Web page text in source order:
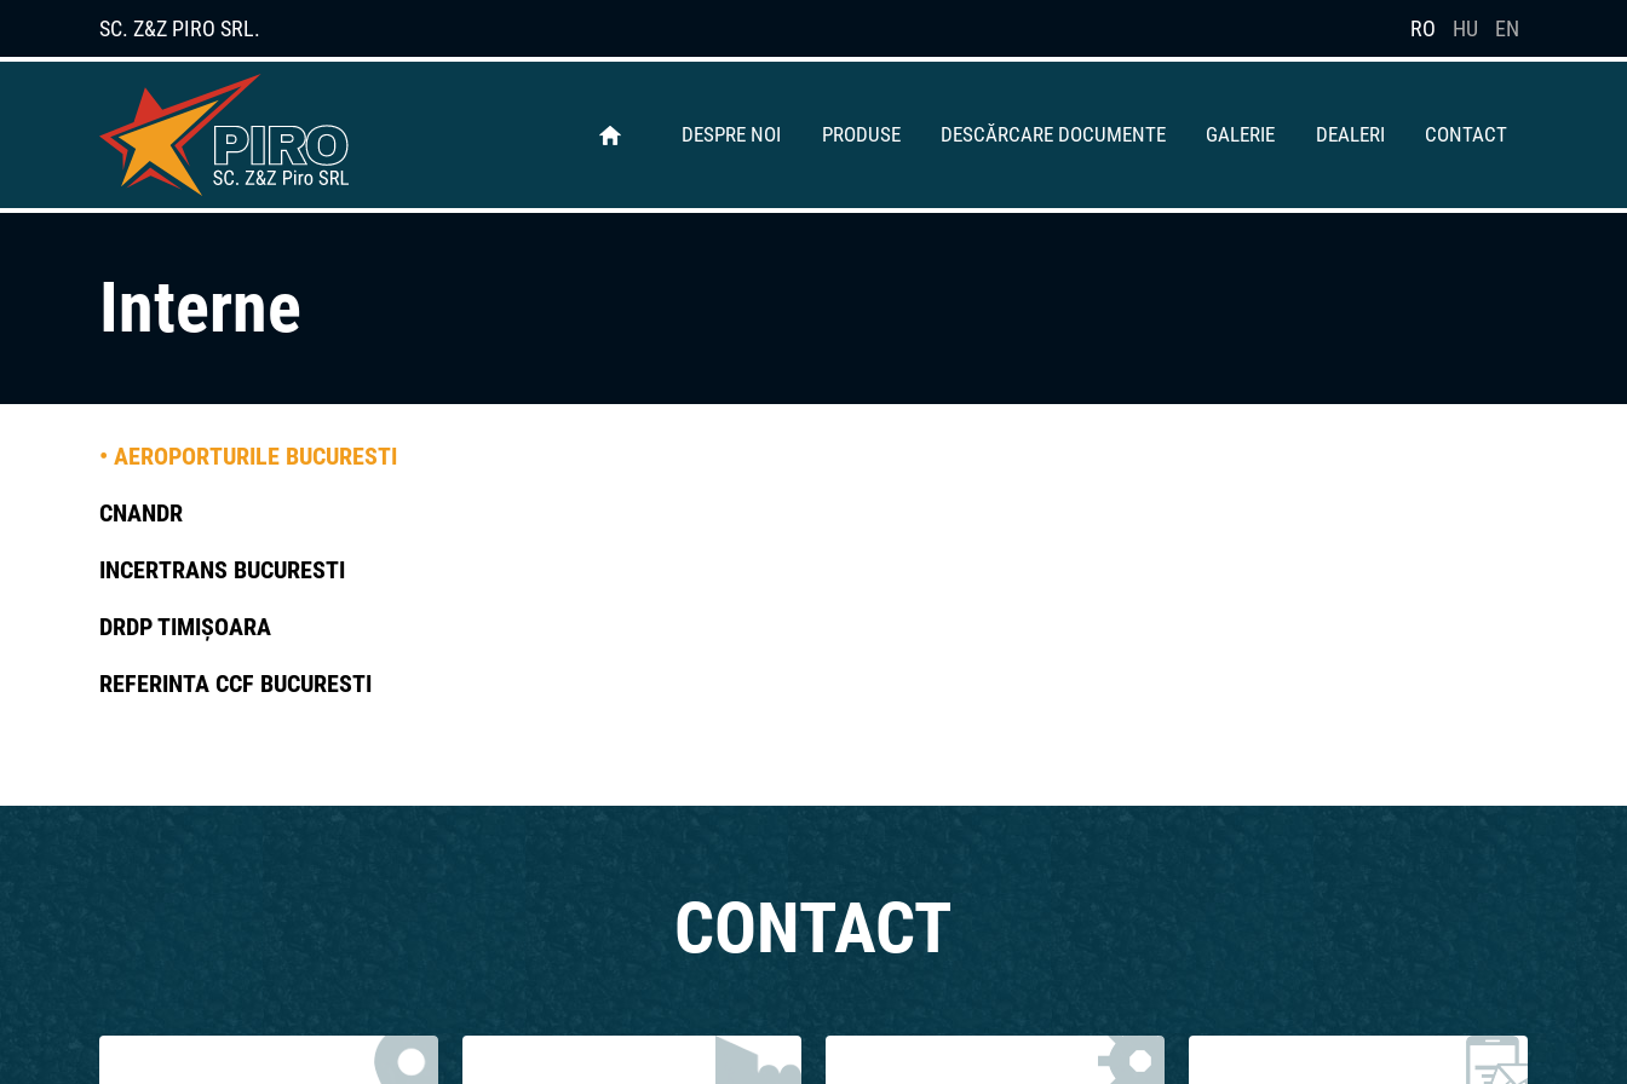
SC. Z&Z PIRO SRL. RO HU EN
DESPRE NOI PRODUSE DESCĂRCARE DOCUMENTE GALERIE DEALERI CONTACT
Interne
AEROPORTURILE BUCURESTI
CNANDR
INCERTRANS BUCURESTI
DRDP TIMIȘOARA
REFERINTA CCF BUCURESTI
CONTACT